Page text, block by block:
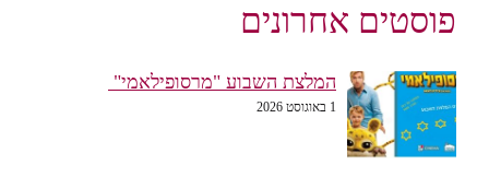
פוסטים אחרונים
המלצת השבוע "מרסופילאמי"
1 באוגוסט 2026